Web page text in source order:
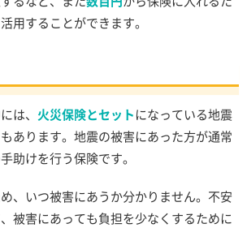
用することができます。
は、 火災保険とセットになっている地震
あります。地震の被害にあった方が通常
助けを行う保険です。
、いつ被害にあうか分かりません。不安
被害にあっても負担を少なくするために